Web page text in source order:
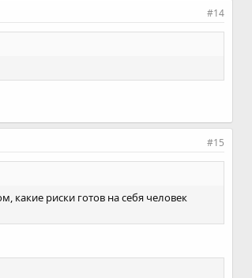
#14
#15
какие риски готов на себя человек